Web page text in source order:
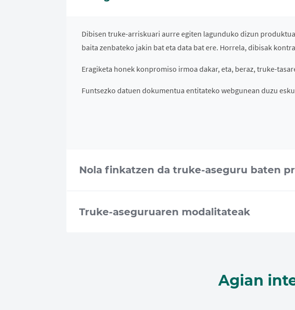
Dibisen truke-arriskuari aurre egiten lagunduko dizun
baita zenbateko jakin bat eta data bat ere. Horrela, dibisak
Eragiketa honek konpromiso irmoa dakar, eta, beraz, truke-
Funtsezko datuen dokumentua entitateko webgunean duzu
Nola finkatzen da truke-aseguru baten
Truke-aseguruaren modalitateak
Agian